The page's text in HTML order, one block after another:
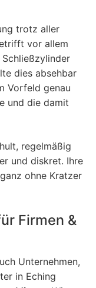
trotz aller
vor allem
dies absehbar
Vorfeld genau
und die damit
regelmäßig
und diskret. Ihre
ohne Kratzer
Firmen &
Unternehmen,
in Eching